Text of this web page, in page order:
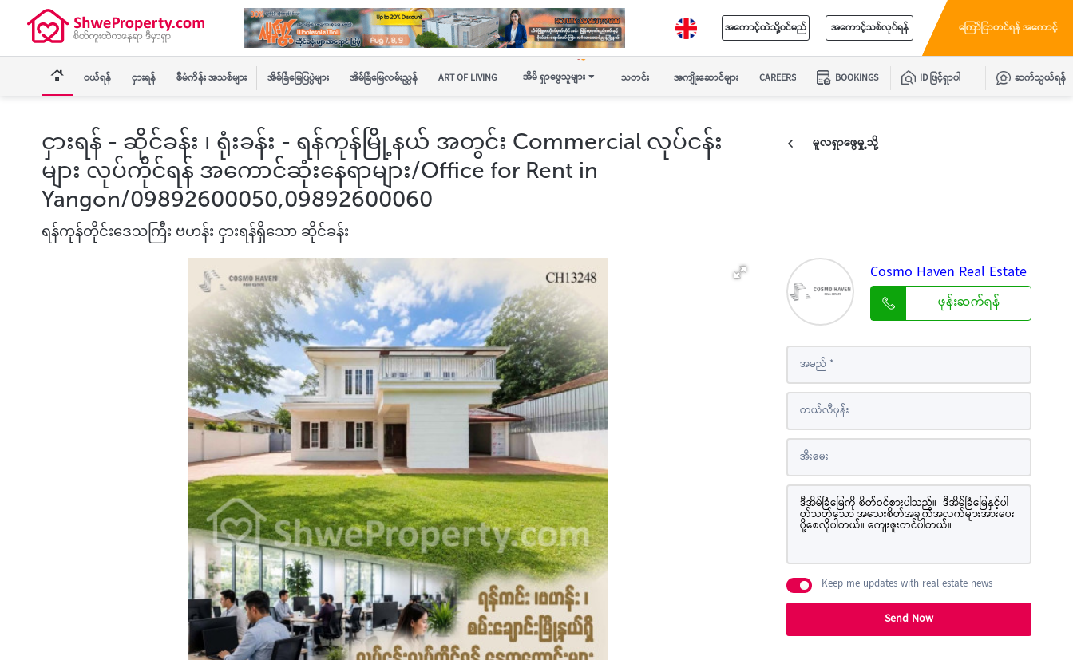
အကောင့်ထဲသို့ဝင်မည် အကောင့်သစ်လုပ်ရန် ကြော်ငြာတင်ရန် အကောင့်
ဝယ်ရန် ငှားရန် စီမံကိန်း အသစ်များ အိမ်ခြံမြေပြပွဲများ အိမ်ခြံမြေလမ်းညွှန် ART OF LIVING အိမ် ရှာဖွေသူများ သတင်း အကျိုးဆောင်များ CAREERS BOOKINGS ID ဖြင့်ရှာပါ ဆက်သွယ်ရန်
ငှားရန် - ဆိုင်ခန်း ၊ ရုံးခန်း - ရန်ကုန်မြို့နယ် အတွင်း Commercial လုပ်ငန်း
များ လုပ်ကိုင်ရန် အကောင်ဆုံးနေရာများ/Office for Rent in
Yangon/09892600050,09892600060
ရန်ကုန်တိုင်းဒေသကြီး ဗဟန်း ငှားရန်ရှိသော ဆိုင်ခန်း
မူလရှာဖွေမှု့သို့
Cosmo Haven Real Estate
ဖုန်းဆက်ရန်
Keep me updates with real estate news
Send Now